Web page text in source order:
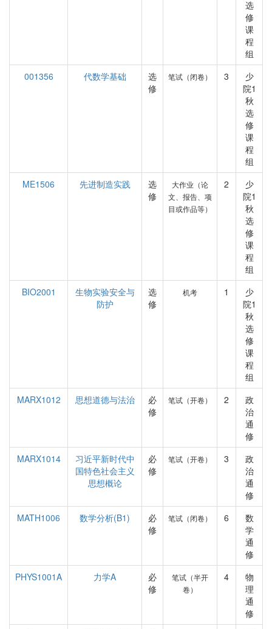
选
修
课
程
组
001356
代数学基础
选
修
笔试（闭卷） 3
少
院1
秋
选
修
课
程
组
ME1506
先进制造实践
选
修
大作业（论
文、报告、项
目或作品等）
2
少
院1
秋
选
修
课
程
组
BIO2001
生物实验安全与
防护
选
修
机考 1
少
院1
秋
选
修
课
程
组
MARX1012
思想道德与法治
必
修
笔试（开卷） 2
政
治
通
修
MARX1014
习近平新时代中
国特色社会主义
思想概论
必
修
笔试（开卷） 3
政
治
通
修
MATH1006
数学分析(B1)
必
修
笔试（闭卷） 6
数
学
通
修
PHYS1001A
力学A
必
修
笔试（半开
卷）
4
物
理
通
修